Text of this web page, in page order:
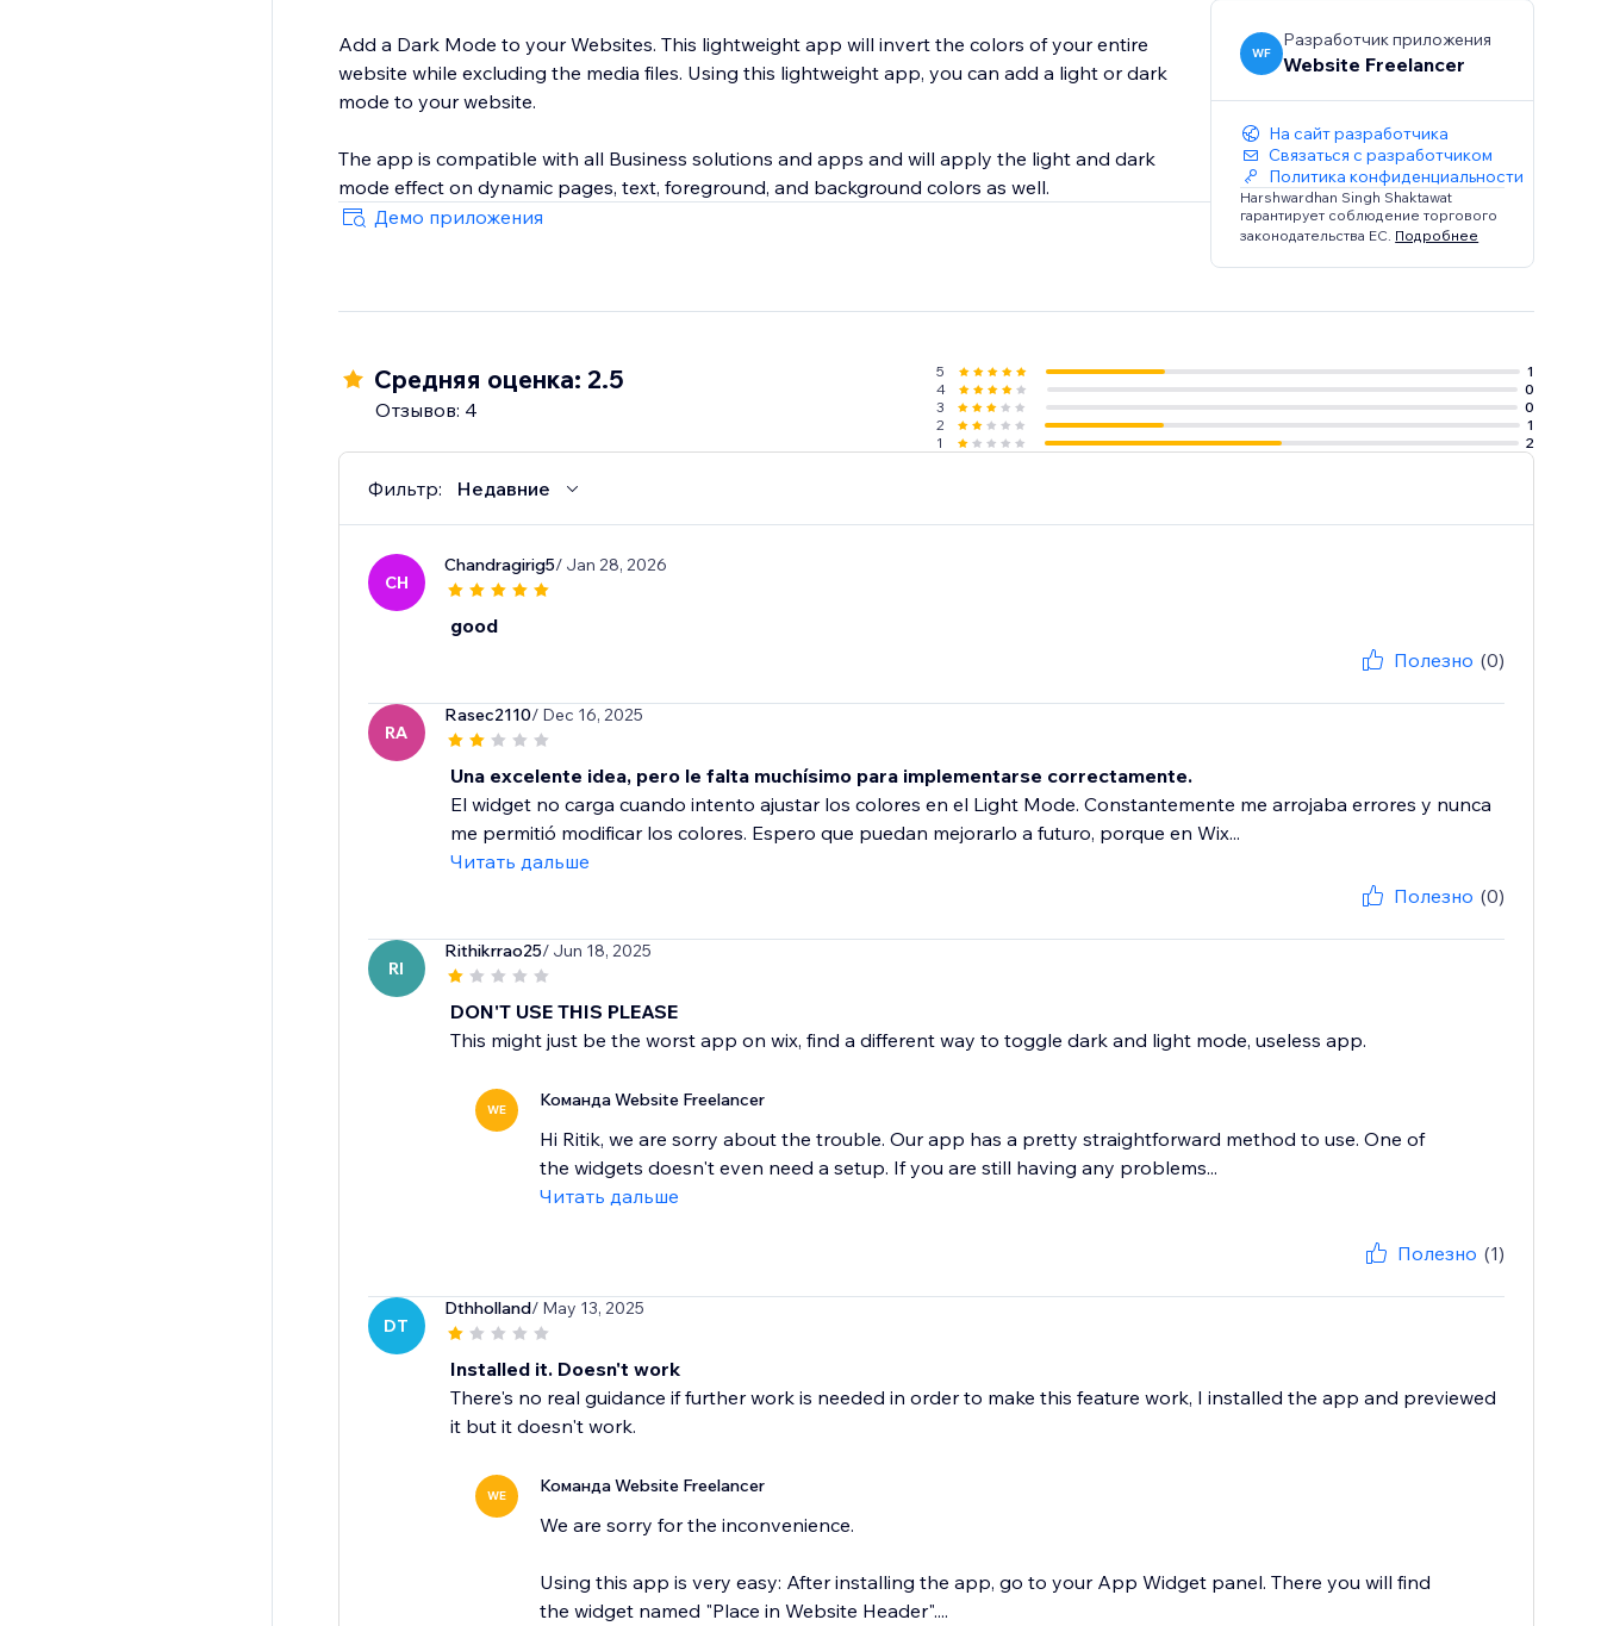
Add a Dark Mode to your Websites. This lightweight app will invert the colors of your entire
website while excluding the media files. Using this lightweight app, you can add a light or dark
mode to your website.
The app is compatible with all Business solutions and apps and will apply the light and dark
mode effect on dynamic pages, text, foreground, and background colors as well.
Демо приложения
WF
Разработчик приложения
Website Freelancer
На сайт разработчика
Связаться с разработчиком
Политика конфиденциальности
Harshwardhan Singh Shaktawat
гарантирует соблюдение торгового
законодательства ЕС. Подробнее
Средняя оценка: 2.5
Отзывов: 4
5
1
4
0
3
0
2
1
1
2
Фильтр: Недавние
CH
Chandragirig5/ Jan 28, 2026
good
Полезно (0)
RA
Rasec2110/ Dec 16, 2025
Una excelente idea, pero le falta muchísimo para implementarse correctamente.
El widget no carga cuando intento ajustar los colores en el Light Mode. Constantemente me arrojaba errores y nunca
me permitió modificar los colores. Espero que puedan mejorarlo a futuro, porque en Wix...
Читать дальше
Полезно (0)
RI
Rithikrrao25/ Jun 18, 2025
DON'T USE THIS PLEASE
This might just be the worst app on wix, find a different way to toggle dark and light mode, useless app.
WE Команда Website Freelancer
Hi Ritik, we are sorry about the trouble. Our app has a pretty straightforward method to use. One of
the widgets doesn't even need a setup. If you are still having any problems...
Читать дальше
Полезно (1)
DT
Dthholland/ May 13, 2025
Installed it. Doesn't work
There's no real guidance if further work is needed in order to make this feature work, I installed the app and previewed
it but it doesn't work.
WE Команда Website Freelancer
We are sorry for the inconvenience.
Using this app is very easy: After installing the app, go to your App Widget panel. There you will find
the widget named "Place in Website Header"....